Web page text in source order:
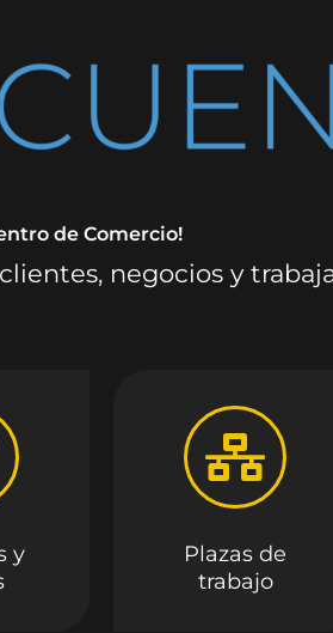
de Comercio!
negocios y
y
Plazas de
trabajo